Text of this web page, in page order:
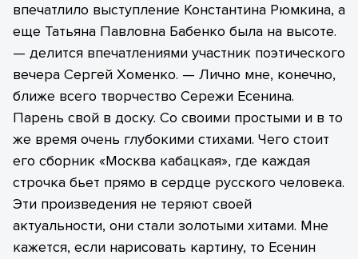
впечатлило выступление Константина Рюмкина, а
еще Татьяна Павловна Бабенко была на высоте.
— делится впечатлениями участник поэтического
вечера Сергей Хоменко. — Лично мне, конечно,
ближе всего творчество Сережи Есенина.
Парень свой в доску. Со своими простыми и в то
же время очень глубокими стихами. Чего стоит
его сборник «Москва кабацкая», где каждая
строчка бьет прямо в сердце русского человека.
Эти произведения не теряют своей
актуальности, они стали золотыми хитами. Мне
кажется, если нарисовать картину, то Есенин